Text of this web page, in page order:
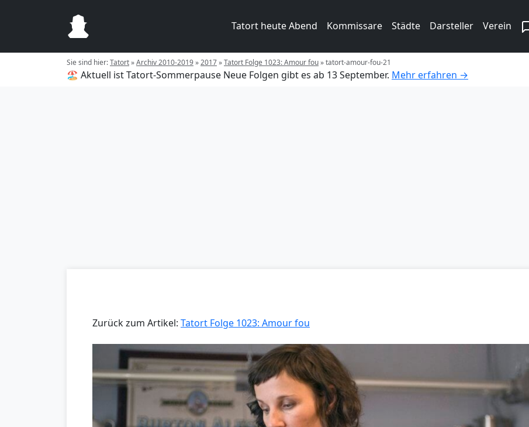
Tatort heute Abend Kommissare Städte Darsteller Verein
Sie sind hier:Tatort»Archiv 2010-2019»2017»Tatort Folge 1023: Amour fou»tatort-amour-fou-21
🏖️ Aktuell ist Tatort-Sommerpause Neue Folgen gibt es ab 13 September. Mehr erfahren →
Zurück zum Artikel: Tatort Folge 1023: Amour fou